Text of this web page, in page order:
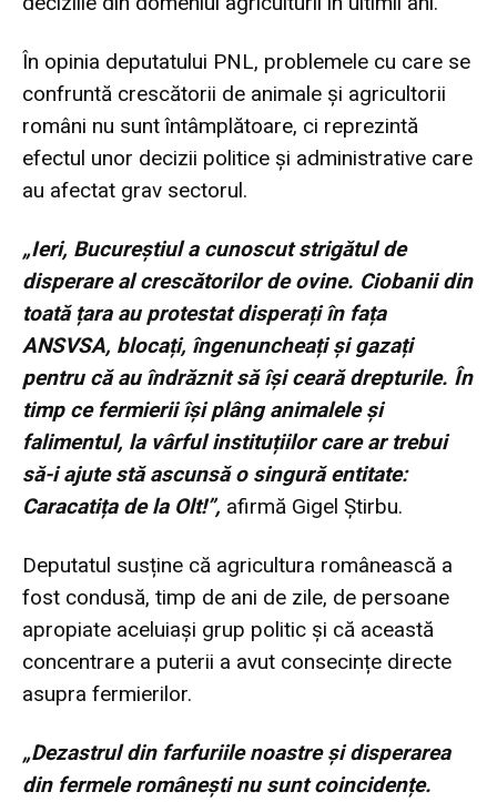
În opinia deputatului PNL, problemele cu care se
confruntă crescătorii de animale și agricultorii
români nu sunt întâmplătoare, ci reprezintă
efectul unor decizii politice și administrative care
au afectat grav sectorul.
„Ieri, Bucureștiul a cunoscut strigătul de
disperare al crescătorilor de ovine. Ciobanii din
toată țara au protestat disperați în fața
ANSVSA, blocați, îngenuncheați și gazați
pentru că au îndrăznit să își ceară drepturile. În
timp ce fermierii își plâng animalele și
falimentul, la vârful instituțiilor care ar trebui
să-i ajute stă ascunsă o singură entitate:
Caracatița de la Olt!”, afirmă Gigel Știrbu.
Deputatul susține că agricultura românească a
fost condusă, timp de ani de zile, de persoane
apropiate aceluiași grup politic și că această
concentrare a puterii a avut consecințe directe
asupra fermierilor.
„Dezastrul din farfuriile noastre și disperarea
din fermele românești nu sunt coincidențe.